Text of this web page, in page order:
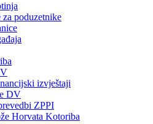
poduzetnike
izvještaji
DV
ZPPI
Horvata Kotoriba